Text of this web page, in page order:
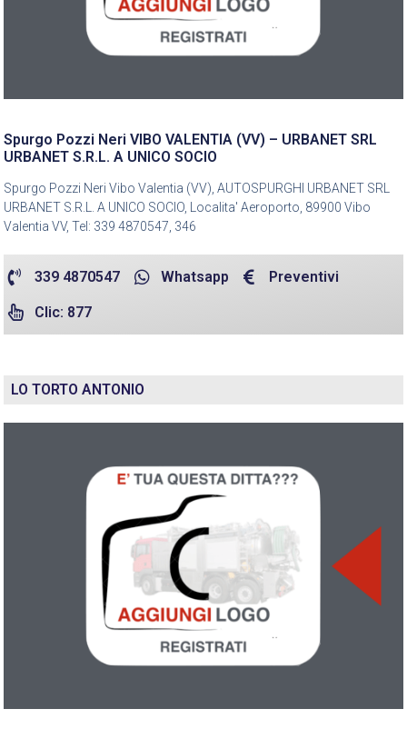
Spurgo Pozzi Neri VIBO VALENTIA (VV) – URBANET SRL
URBANET S.R.L. A UNICO SOCIO
Spurgo Pozzi Neri Vibo Valentia (VV), AUTOSPURGHI URBANET SRL
URBANET S.R.L. A UNICO SOCIO, Localita' Aeroporto, 89900 Vibo
Valentia VV, Tel: 339 4870547, 346
339 4870547 Whatsapp Preventivi
Clic: 877
LO TORTO ANTONIO